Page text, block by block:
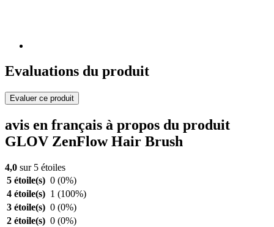
Evaluations du produit
Evaluer ce produit
avis en français à propos du produit
GLOV ZenFlow Hair Brush
4,0 sur 5 étoiles
5 étoile(s) 0 (0%)
4 étoile(s) 1 (100%)
3 étoile(s) 0 (0%)
2 étoile(s) 0 (0%)